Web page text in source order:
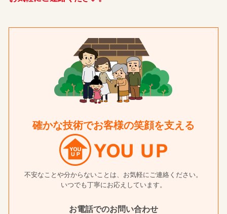
確かな技術でお客様の笑顔を支える
不安なことや分からないことは、お気軽にご連絡ください。
いつでも丁寧にお応えしています。
お電話でのお問い合わせ